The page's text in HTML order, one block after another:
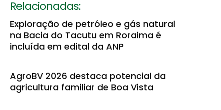
Relacionadas:
Exploração de petróleo e gás natural
na Bacia do Tacutu em Roraima é
incluída em edital da ANP
AgroBV 2026 destaca potencial da
agricultura familiar de Boa Vista